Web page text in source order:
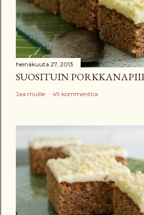
heinäkuuta 27, 2013
SUOSITUIN
Jaa muille 49 kommenttia